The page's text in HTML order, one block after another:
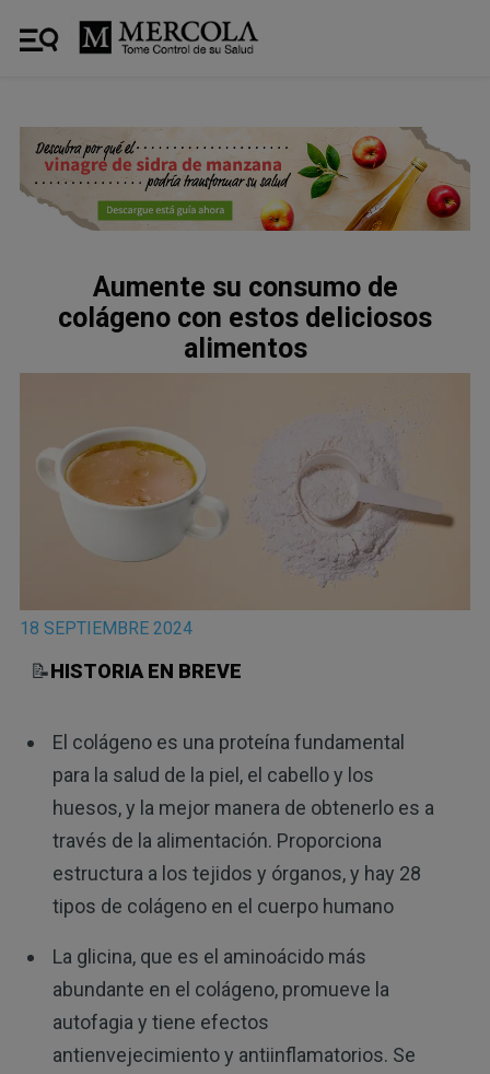
Aumente su consumo de
colágeno con estos deliciosos
alimentos
18 SEPTIEMBRE 2024
📝HISTORIA EN BREVE
El colágeno es una proteína fundamental
para la salud de la piel, el cabello y los
huesos, y la mejor manera de obtenerlo es a
través de la alimentación. Proporciona
estructura a los tejidos y órganos, y hay 28
tipos de colágeno en el cuerpo humano
La glicina, que es el aminoácido más
abundante en el colágeno, promueve la
autofagia y tiene efectos
antienvejecimiento y antiinflamatorios. Se